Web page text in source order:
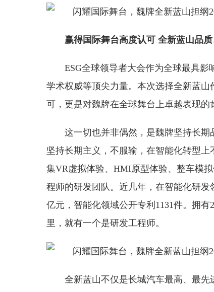
赢得国际舞台高度认可 全新蓝山品质
ESG全球领导者大会作为全球最具影
学术权威等顶尖力量。本次选择全新蓝
可，更是对魏牌在全球舞台上卓越表现的
这一切也并非偶然，是魏牌坚持长
坚持长期主义，不服输，在智能化转型
集VR虚拟体验、HMI原型体验、整车模
程师的研发团队。近几年，在智能化研发
亿元，智能化领域公开专利1131件。拥
里，就有一个是研发工程师。
全新蓝山不仅是长城汽车最高、最